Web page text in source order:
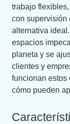
trabajo
con supervisión
alternativa
espacios
planeta y se
clientes y
funcionan estos
cómo pueden